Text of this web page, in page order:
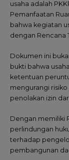
usaha adalah
Pemanfaatan
bahwa kegiatan
dengan Rencana
Dokumen ini
bukti bahwa
ketentuan
mengurangi
penolakan izin
Dengan memiliki
perlindungan
terhadap
pembangunan